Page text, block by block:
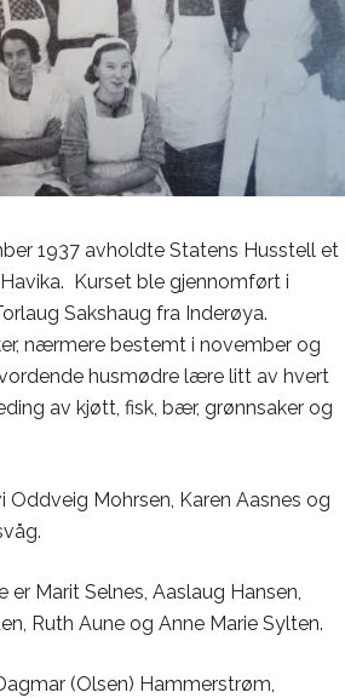
1937 avholdte Statens Husstell et
Kurset ble gjennomført i
Sakshaug fra Inderøya.
nærmere bestemt i november og
husmødre lære litt av hvert
av kjøtt, fisk, bær, grønnsaker og
Oddveig Mohrsen, Karen Aasnes og
er Marit Selnes, Aaslaug Hansen,
Ruth Aune og Anne Marie Sylten.
(Olsen) Hammerstrøm,